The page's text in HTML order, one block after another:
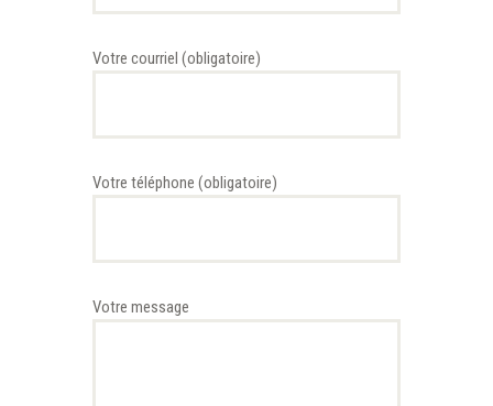
Votre courriel (obligatoire)
Votre téléphone (obligatoire)
Votre message